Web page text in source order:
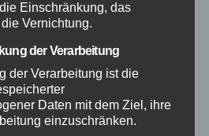
Einschränkung, das
Vernichtung.
der Verarbeitung
der Verarbeitung ist die
Daten mit dem Ziel, ihre
einzuschränken.